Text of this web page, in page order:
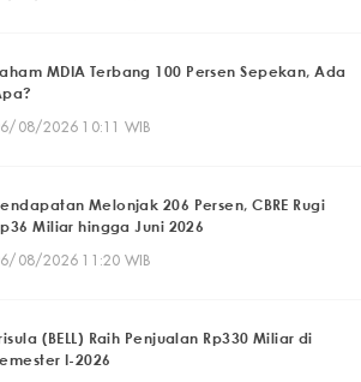
MDIA Terbang 100 Persen Sepekan, Ada
08/2026 10:11 WIB
Melonjak 206 Persen, CBRE Rugi
Miliar hingga Juni 2026
08/2026 11:20 WIB
(BELL) Raih Penjualan Rp330 Miliar di
I-2026